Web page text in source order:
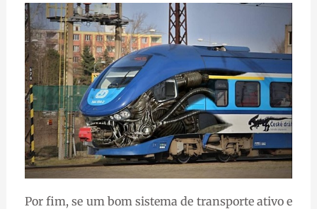
Por fim, se um bom sistema de transporte ativo e